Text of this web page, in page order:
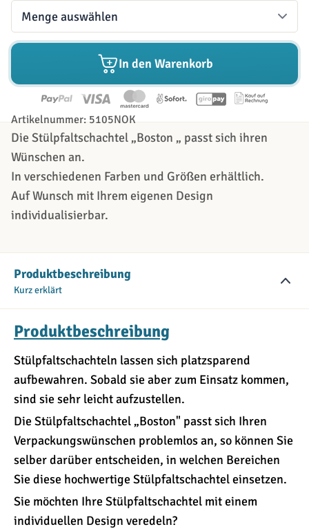
Produktbeschreibung
Kurz erklärt
Produktbeschreibung
Stülpfaltschachteln lassen sich platzsparend
aufbewahren. Sobald sie aber zum Einsatz kommen,
sind sie sehr leicht aufzustellen.
Die Stülpfaltschachtel „Boston" passt sich Ihren
Verpackungswünschen problemlos an, so können Sie
selber darüber entscheiden, in welchen Bereichen
Sie diese hochwertige Stülpfaltschachtel einsetzen.
Sie möchten Ihre Stülpfaltschachtel mit einem
individuellen Design veredeln?
Menge
In den Warenkorb
Artikelnummer: 5105NOK
Die Stülpfaltschachtel „Boston „ passt sich ihren
Wünschen an.
In verschiedenen Farben und Größen erhältlich.
Auf Wunsch mit Ihrem eigenen Design
individualisierbar.